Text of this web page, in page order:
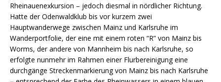
Rheinauenexkursion – jedoch diesmal in nördlicher Richtung.
Hatte der Odenwaldklub bis vor kurzem zwei
Hauptwanderwege zwischen Mainz und Karlsruhe im
Wanderportfolie, der eine mit einem roten “R” von Mainz bis
Worms, der andere von Mannheim bis nach Karlsruhe, so
erfolgte nunmehr im Rahmen einer Flurbereinigung eine
durchgänge Streckenmarkierung von Mainz bis nach Karlsruhe